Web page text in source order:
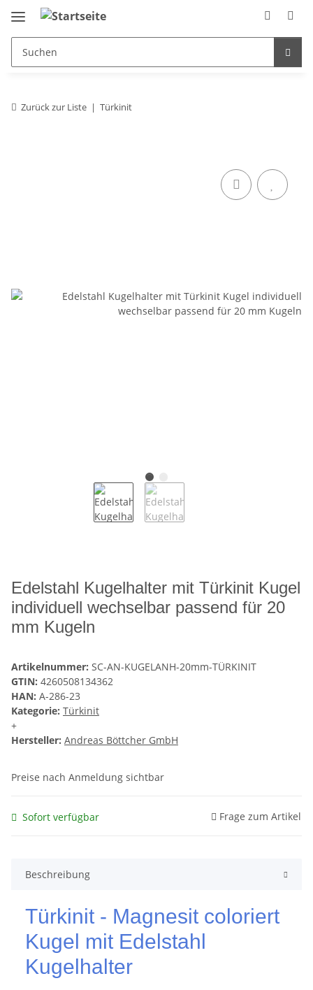
Zurück zur Liste Türkinit
Edelstahl Kugelhalter mit Türkinit Kugel
individuell wechselbar passend für 20
mm Kugeln
Artikelnummer: SC-AN-KUGELANH-20mm-TÜRKINIT
GTIN: 4260508134362
HAN: A-286-23
Kategorie: Türkinit
+
Hersteller: Andreas Böttcher GmbH
Preise nach Anmeldung sichtbar
Sofort verfügbar Frage zum Artikel
Beschreibung
Türkinit - Magnesit coloriert
Kugel mit Edelstahl
Kugelhalter